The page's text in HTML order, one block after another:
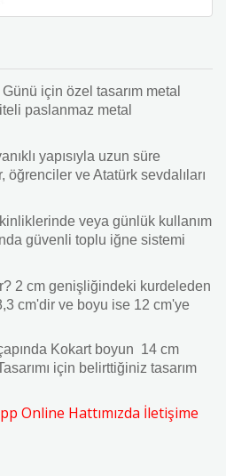
için özel tasarım metal
paslanmaz metal
yapısıyla uzun süre
öğrenciler ve Atatürk sevdalıları
veya günlük kullanım
güvenli toplu iğne sistemi
2 cm genişliğindeki kurdeleden
cm'dir ve boyu ise 12 cm'ye
Kokart boyun 14 cm
için belirttiğiniz tasarım
Online Hattımızda İletişime